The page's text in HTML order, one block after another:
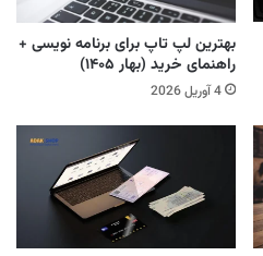
بهترین لپ تاپ برای برنامه نویسی +
راهنمای خرید (بهار ۱۴۰۵)
4 آوریل 2026